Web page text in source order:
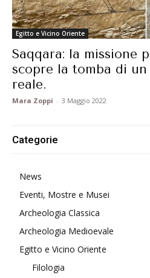
Egitto e Vicino Oriente
Saqqara: la missione
scopre la tomba di
reale.
Mara Zoppi - 3 Maggio 2022
Categorie
News
Eventi, Mostre e Musei
Archeologia Classica
Archeologia Medioevale
Egitto e Vicino Oriente
Filologia